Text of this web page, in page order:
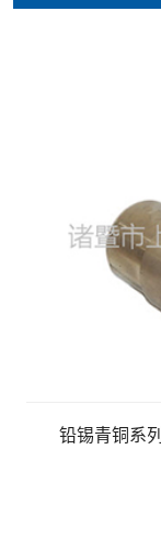
铅锡青铜系列